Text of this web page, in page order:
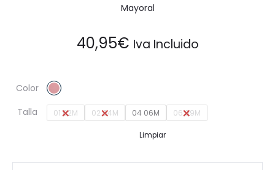
Mayoral
40,95€ Iva Incluido
Color
Talla
01 02M 02 04M 04 06M 06 09M
Limpiar